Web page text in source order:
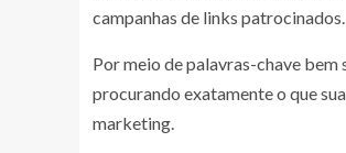
campanhas de links patrocinados.
Por meio de palavras-chave bem
procurando exatamente o que
marketing.